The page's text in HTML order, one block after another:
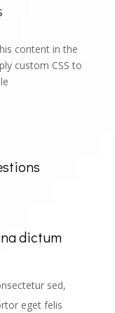
content in the
custom CSS to
dictum
sed,
eget felis